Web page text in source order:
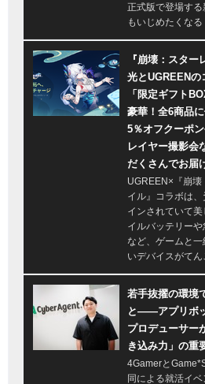
正式版で登場す
もいじめたくなる
『崩壊：スター
光とUGREENの
「限定ギフト
豪華！全6商品
5％オフクーポ
レイヤー撮影会
だくさんでお届
UGREEN×『崩壊
イル』コラボは
インされていて
イルバッテリー
など、ゲームと
いデバイスがてん
若手抜擢の環境
と――アプリボ
プロデューサー
き込み力」の重
4Gamerと
同による就活イベ